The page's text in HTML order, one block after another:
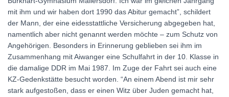
mit ihm und wir haben dort 1990 das Abitur gemacht”, schildert
der Mann, der eine eidesstattliche Versicherung abgegeben hat,
namentlich aber nicht genannt werden möchte – zum Schutz von
Angehörigen. Besonders in Erinnerung geblieben sei ihm im
Zusammenhang mit Aiwanger eine Schulfahrt in der 10. Klasse in
die damalige DDR im Mai 1987. Im Zuge der Fahrt sei auch eine
KZ-Gedenkstätte besucht worden. “An einem Abend ist mir sehr
stark aufgestoßen, dass er einen Witz über Juden gemacht hat,